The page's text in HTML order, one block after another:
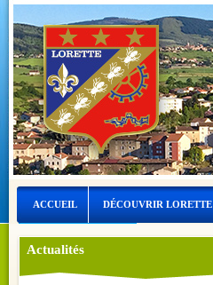
ACCUEIL DÉCOUVRIR LORETTE
LORETTE ET L’EAU
Actualités